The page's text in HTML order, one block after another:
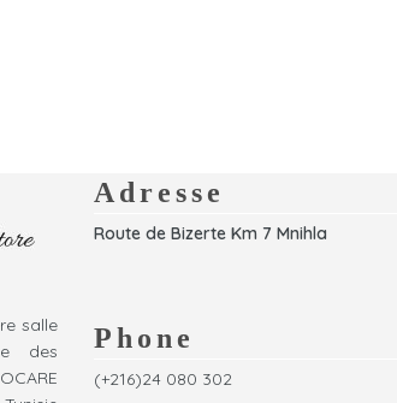
salle
des
Adresse
Route de Bizerte Km 7 Mnihla
Phone
(+216)24 080 302